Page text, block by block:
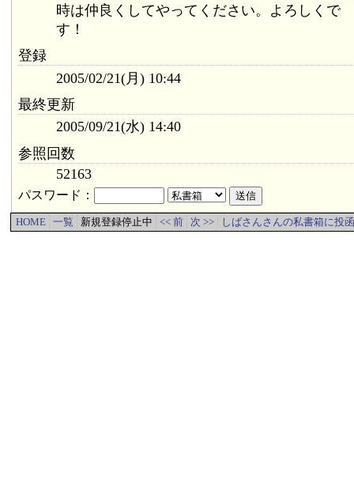
時は仲良くしてやってください。よろしくで
す！
登録
2005/02/21(月) 10:44
最終更新
2005/09/21(水) 14:40
参照回数
52163
パスワード：
HOME 一覧 新規登録停止中 << 前 次 >> しばさんさんの私書箱に投